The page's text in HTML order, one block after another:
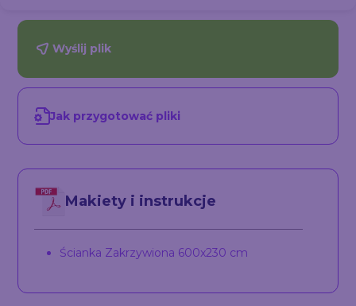
Wyślij plik
Jak przygotować pliki
Makiety i instrukcje
Ścianka Zakrzywiona 600x230 cm